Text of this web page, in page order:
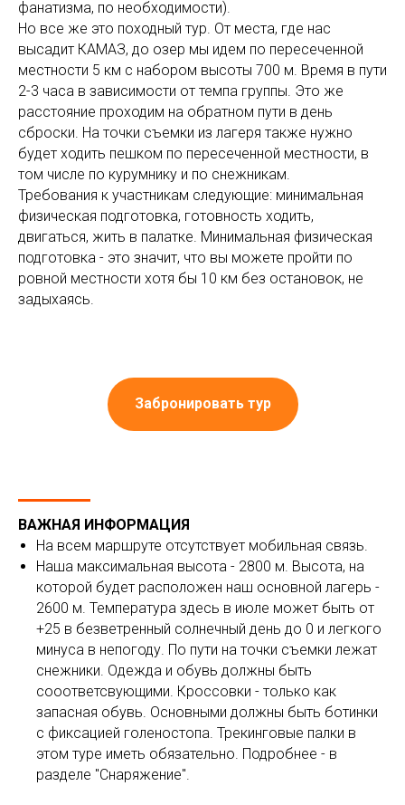
фанатизма, по необходимости).
Но все же это походный тур. От места, где нас
высадит КАМАЗ, до озер мы идем по пересеченной
местности 5 км с набором высоты 700 м. Время в пути
2-3 часа в зависимости от темпа группы. Это же
расстояние проходим на обратном пути в день
сброски. На точки съемки из лагеря также нужно
будет ходить пешком по пересеченной местности, в
том числе по курумнику и по снежникам.
Требования к участникам следующие: минимальная
физическая подготовка, готовность ходить,
двигаться, жить в палатке. Минимальная физическая
подготовка - это значит, что вы можете пройти по
ровной местности хотя бы 10 км без остановок, не
задыхаясь.
Забронировать тур
ВАЖНАЯ ИНФОРМАЦИЯ
На всем маршруте отсутствует мобильная связь.
Наша максимальная высота - 2800 м. Высота, на
которой будет расположен наш основной лагерь -
2600 м. Температура здесь в июле может быть от
+25 в безветренный солнечный день до 0 и легкого
минуса в непогоду. По пути на точки съемки лежат
снежники. Одежда и обувь должны быть
сооответсвующими. Кроссовки - только как
запасная обувь. Основными должны быть ботинки
с фиксацией голеностопа. Трекинговые палки в
этом туре иметь обязательно. Подробнее - в
разделе "Снаряжение".